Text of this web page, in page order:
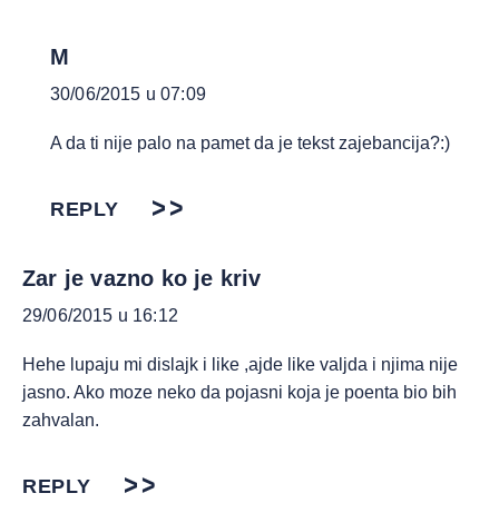
M
30/06/2015 u 07:09
A da ti nije palo na pamet da je tekst zajebancija?:)
REPLY
Zar je vazno ko je kriv
29/06/2015 u 16:12
Hehe lupaju mi dislajk i like ,ajde like valjda i njima nije
jasno. Ako moze neko da pojasni koja je poenta bio bih
zahvalan.
REPLY